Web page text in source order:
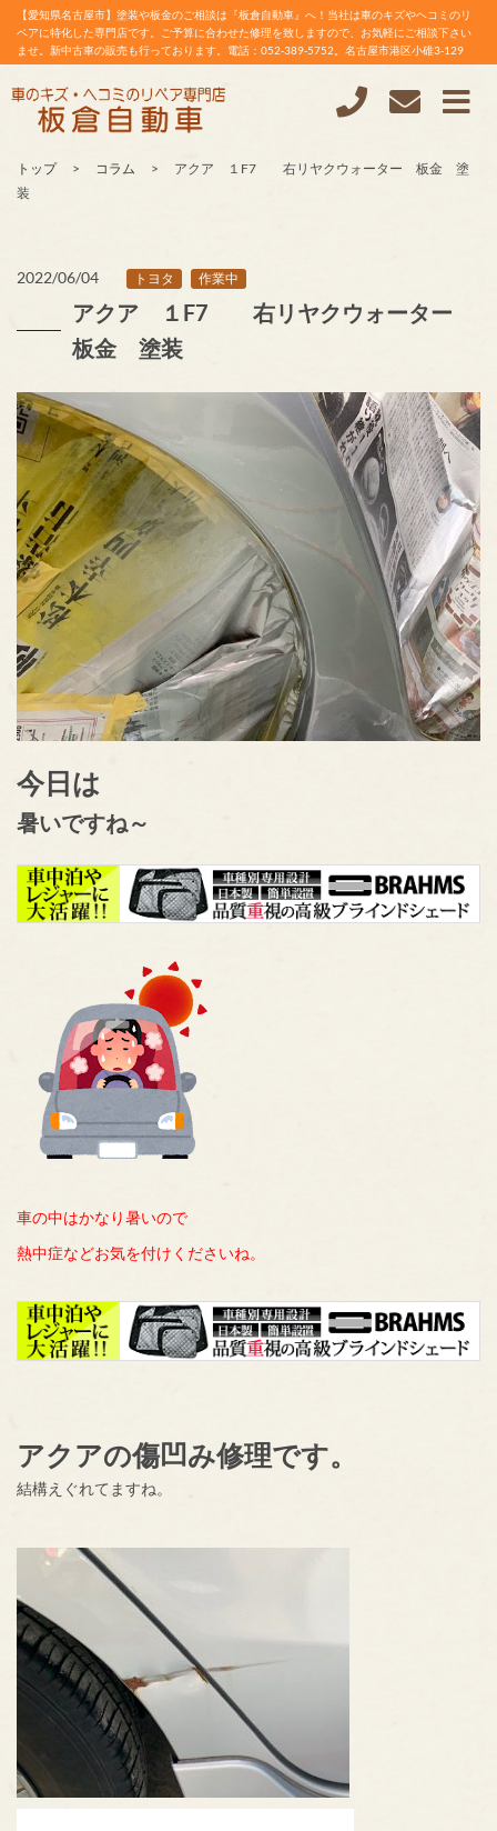
【愛知県名古屋市】塗装や板金のご相談は『板倉自動車』へ！当社は車のキズやヘコミのリ
ペアに特化した専門店です。ご予算に合わせた修理を致しますので、お気軽にご相談下さい
ませ。新中古車の販売も行っております。電話：052-389-5752。名古屋市港区小碓3-129
トップ コラム
アクア １F7 右リヤクウォーター 板金 塗
装
2022/06/04 トヨタ 作業中
アクア １F7 右リヤクウォーター
板金 塗装
今日は
暑いですね～
車の中はかなり暑いので
熱中症などお気を付けくださいね。
アクアの傷凹み修理です。
結構えぐれてますね。